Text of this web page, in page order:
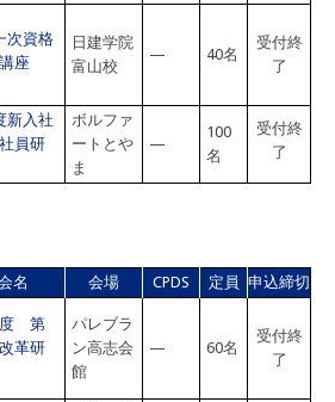
次資格
座
日建学院
富山校
— 40名
受付終
了
新入社
員研
ボルファ
ートとや
ま
—
100
名
受付終
了
名 会場 CPDS 定員 申込締切
度 第
革研
パレブラ
ン高志会
館
— 60名
受付終
了